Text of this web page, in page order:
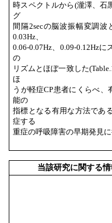
時スペクトルから(瀧澤、石
グ
間隔2secの脳波振幅変調
0.03Hz、
0.06-0.07Hz、0.09-0.12Hz
の
リズムとほぼ一致した
ほ
うが軽症CP患者にくらべ
能の
指標となる有用な方法であ
症する
重症の呼吸障害の早期発見
当該研究に関する